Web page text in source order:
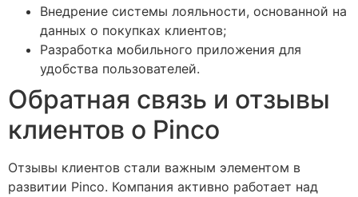
Внедрение системы лояльности, основанной на
данных о покупках клиентов;
Разработка мобильного приложения для
удобства пользователей.
Обратная связь и отзывы
клиентов о Pinco
Отзывы клиентов стали важным элементом в
развитии Pinco. Компания активно работает над